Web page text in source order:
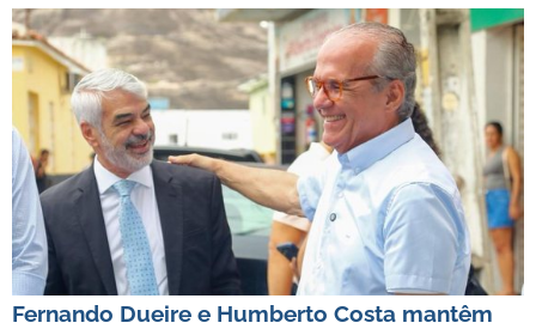
Fernando Dueire e Humberto Costa mantêm